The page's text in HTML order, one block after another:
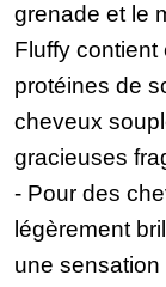
grenade et le
Fluffy
protéines de
cheveux
gracieuses
- Pour des
légèrement
une